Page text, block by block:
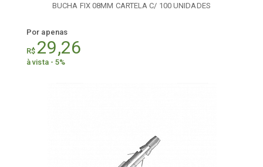
BUCHA FIX 08MM CARTELA C/ 100 UNIDADES
Por apenas
R$ 29,26
à vista - 5%